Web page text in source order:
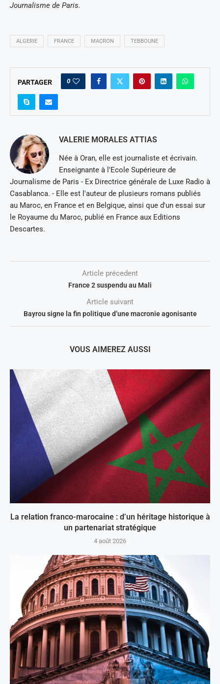
Journalisme de Paris.
ALGERIE FRANCE MACRON TEBBOUNE
PARTAGER 0
VALERIE MORALES ATTIAS
Née à Oran, elle est journaliste et écrivain.
Enseignante à l'Ecole Supérieure de
Journalisme de Paris - Ex Directrice générale de Luxe Radio à
Casablanca. - Elle est l'auteur de plusieurs romans publiés
au Maroc, en France et en Belgique, ainsi que d'un essai sur
le Royaume du Maroc, publié en France aux Editions
Descartes.
Article précedent
France 2 suspendu au Mali
Article suivant
Bayrou signe la fin politique d’une macronie agonisante
VOUS AIMEREZ AUSSI
La relation franco-marocaine : d’un héritage historique à
un partenariat stratégique
4 août 2026